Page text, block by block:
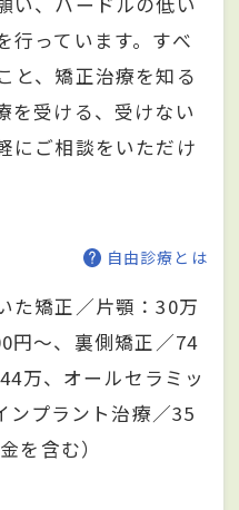
行っています。すべ
と、矯正治療を知る
を受ける、受けない
にご相談をいただけ
自由診療とは
た矯正／片顎：30万
円〜、裏側矯正／74
万、オールセラミッ
ンプラント治療／35
を含む）